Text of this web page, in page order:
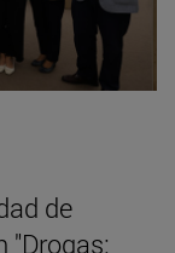
de
"Drogas: